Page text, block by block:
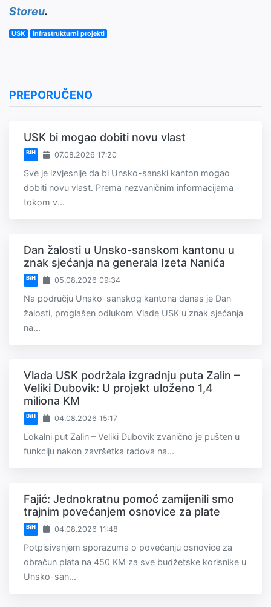
Storeu.
USK infrastrukturni projekti
PREPORUČENO
USK bi mogao dobiti novu vlast
BiH 07.08.2026 17:20
Sve je izvjesnije da bi Unsko-sanski kanton mogao
dobiti novu vlast. Prema nezvaničnim informacijama -
tokom v...
Dan žalosti u Unsko-sanskom kantonu u
znak sjećanja na generala Izeta Nanića
BiH 05.08.2026 09:34
Na području Unsko-sanskog kantona danas je Dan
žalosti, proglašen odlukom Vlade USK u znak sjećanja
na...
Vlada USK podržala izgradnju puta Zalin –
Veliki Dubovik: U projekt uloženo 1,4
miliona KM
BiH 04.08.2026 15:17
Lokalni put Zalin – Veliki Dubovik zvanično je pušten u
funkciju nakon završetka radova na...
Fajić: Jednokratnu pomoć zamijenili smo
trajnim povećanjem osnovice za plate
BiH 04.08.2026 11:48
Potpisivanjem sporazuma o povećanju osnovice za
obračun plata na 450 KM za sve budžetske korisnike u
Unsko-san...